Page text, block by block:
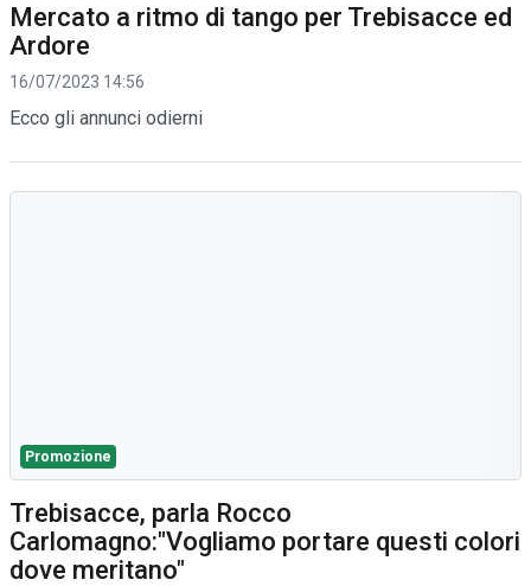
Mercato a ritmo di tango per Trebisacce ed
Ardore
16/07/2023 14:56
Ecco gli annunci odierni
Promozione
Trebisacce, parla Rocco
Carlomagno:"Vogliamo portare questi colori
dove meritano"